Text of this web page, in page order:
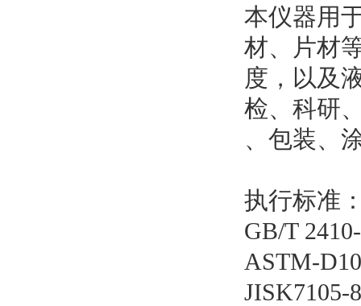
本仪器用
材、片材
度，以及
检、科研
、包装、
执行标准
GB/T
ASTM-